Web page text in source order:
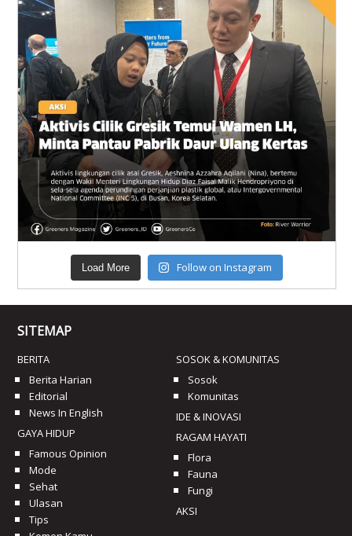
Load More Follow on Instagram
SITEMAP
BERITA
Berita Harian
Editorial
News In English
GAYA HIDUP
Famous Opinion
Mode
Sehat
Ulasan
Tips
SOSOK & KOMUNITAS
Sosok
Komunitas
IDE & INOVASI
RAGAM HAYATI
Flora
Fauna
Fungi
AKSI